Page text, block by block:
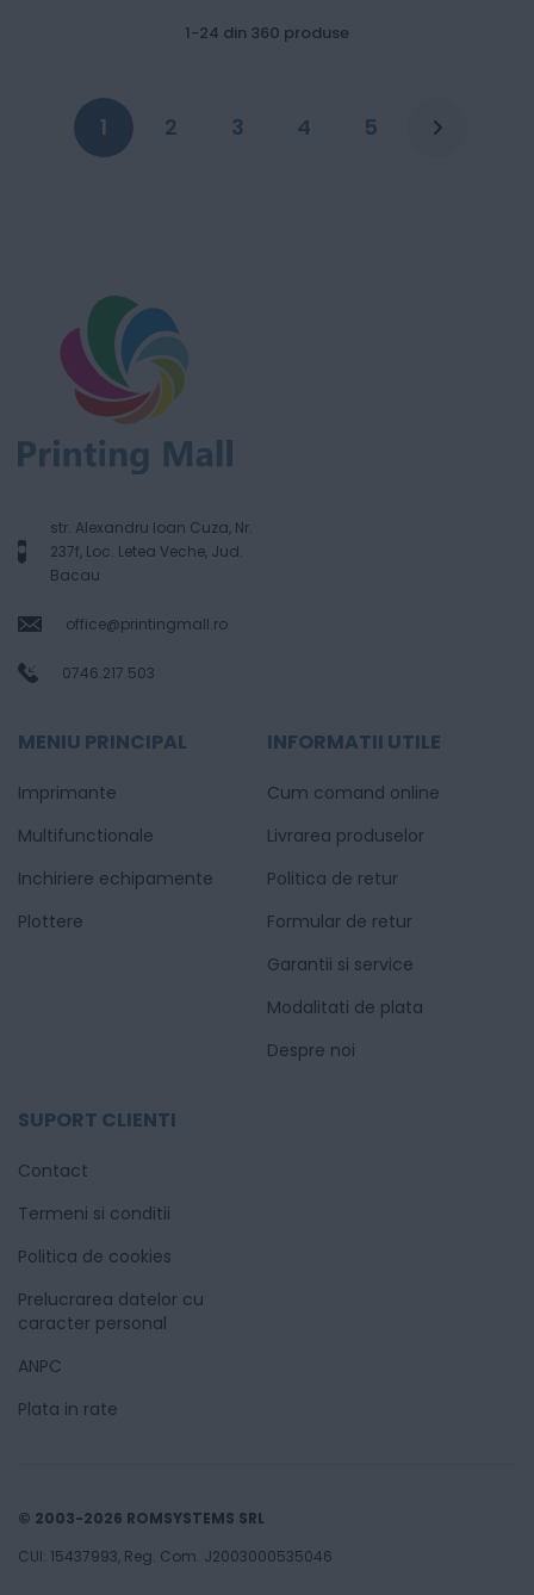
1-24 din 360 produse
1 2 3 4 5
str. Alexandru Ioan Cuza, Nr.
237f, Loc. Letea Veche, Jud.
Bacau
office@printingmall.ro
0746.217.503
MENIU PRINCIPAL
Imprimante
Multifunctionale
Inchiriere echipamente
Plottere
INFORMATII UTILE
Cum comand online
Livrarea produselor
Politica de retur
Formular de retur
Garantii si service
Modalitati de plata
Despre noi
SUPORT CLIENTI
Contact
Termeni si conditii
Politica de cookies
Prelucrarea datelor cu
caracter personal
ANPC
Plata in rate
© 2003-2026 ROMSYSTEMS SRL
CUI: 15437993, Reg. Com. J2003000535046